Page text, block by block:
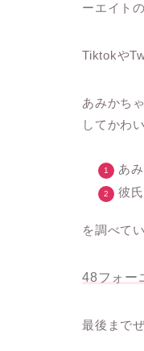
ーエイトの
Tiktokや
あみかち
してかわ
あ
彼
を調べて
48フォー
最後まで